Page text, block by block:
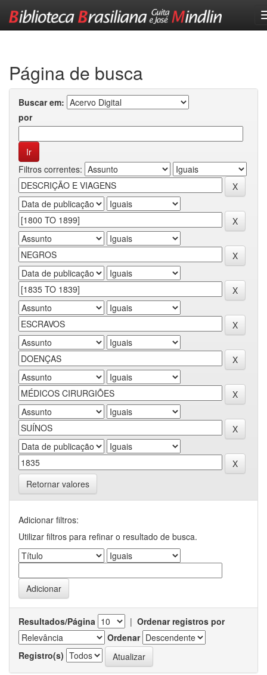
Página de busca
Buscar em:
por
Filtros correntes:
Retornar valores
Adicionar filtros:
Utilizar filtros para refinar o resultado de busca.
Resultados/Página | Ordenar registros por
Ordenar
Registro(s)